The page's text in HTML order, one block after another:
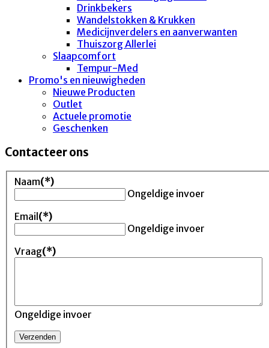
Drinkbekers
Wandelstokken & Krukken
Medicijnverdelers en aanverwanten
Thuiszorg Allerlei
Slaapcomfort
Tempur-Med
Promo's en nieuwigheden
Nieuwe Producten
Outlet
Actuele promotie
Geschenken
Contacteer ons
Naam(*)
Ongeldige invoer
Email(*)
Ongeldige invoer
Vraag(*)
Ongeldige invoer